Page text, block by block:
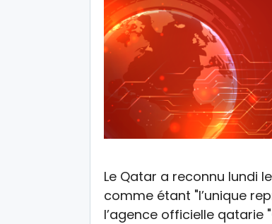
Le Qatar a reconnu lundi
comme étant "l’unique
l’agence officielle qatarie